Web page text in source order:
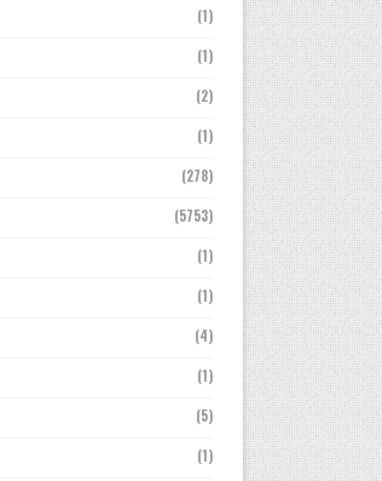
(1)
(1)
(2)
(1)
(278)
(5753)
(1)
(1)
(4)
(1)
(5)
(1)